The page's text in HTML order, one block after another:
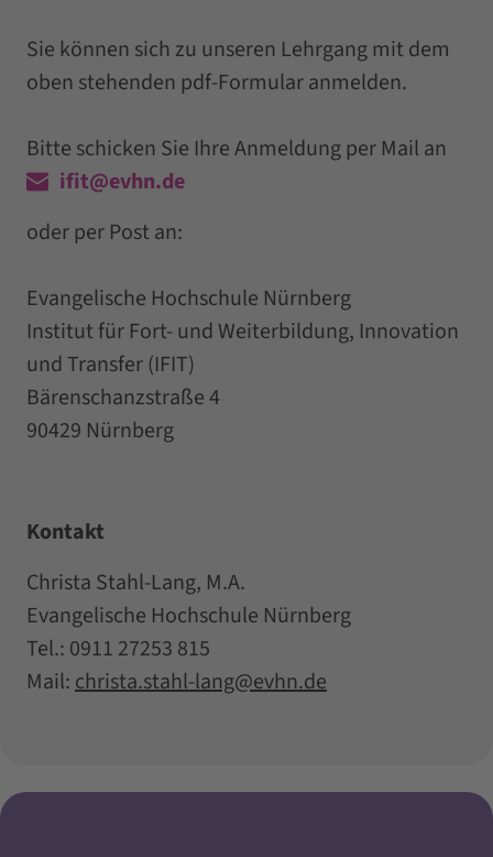
Sie können sich zu unseren Lehrgang mit dem
oben stehenden pdf-Formular anmelden.
Bitte schicken Sie Ihre Anmeldung per Mail an
ifit@evhn.de
oder per Post an:
Evangelische Hochschule Nürnberg
Institut für Fort- und Weiterbildung, Innovation
und Transfer (IFIT)
Bärenschanzstraße 4
90429 Nürnberg
Kontakt
Christa Stahl-Lang, M.A.
Evangelische Hochschule Nürnberg
Tel.: 0911 27253 815
Mail:christa.stahl-lang@evhn.de